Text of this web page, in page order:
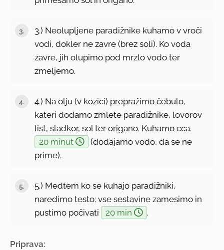
3.) Neolupljene paradižnike kuhamo v vroči
vodi, dokler ne zavre (brez soli). Ko voda
zavre, jih olupimo pod mrzlo vodo ter
zmeljemo.
4.) Na olju (v kozici) prepražimo čebulo,
kateri dodamo zmlete paradižnike, lovorov
list, sladkor, sol ter origano. Kuhamo cca.
20 minut
(dodajamo vodo, da se ne
prime).
5.) Medtem ko se kuhajo paradižniki,
naredimo testo: vse sestavine zamesimo in
pustimo počivati
20 min .
Priprava: